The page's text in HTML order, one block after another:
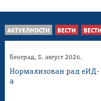
АКТУЕЛНОСТИ ВЕСТИ ВЕСТИ
Београд, 5. август 2026.
Нормализован рад еИД-
а